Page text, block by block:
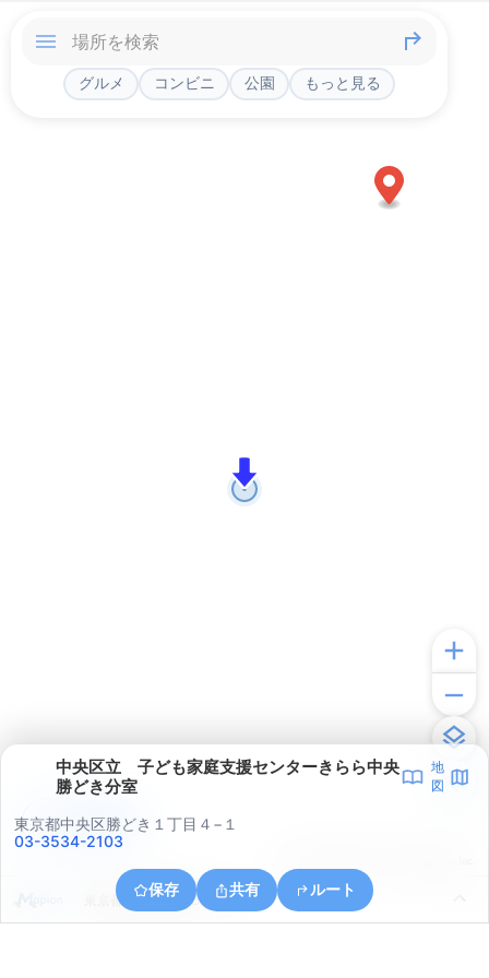
グルメ コンビニ 公園 もっと見る
中央区立 子ども家庭支援センターきらら中央
勝どき分室
地
図
東京都中央区勝どき１丁目４−１
03-3534-2103
保存 共有 ルート
東京都中央区晴海５丁目
アプリで見る